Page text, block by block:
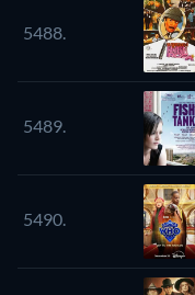
5488.
5489.
5490.